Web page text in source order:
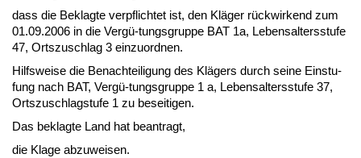
dass die Be­klag­te ver­pflich­tet ist, den Kläger rück­wir­kend zum
01.09.2006 in die Vergü-tungs­grup­pe BAT 1a, Le­bens­al­ters­stu­fe
47, Orts­zu­schlag 3 ein­zu­ord­nen.
Hilfs­wei­se die Be­nach­tei­li­gung des Klägers durch sei­ne Ein­stu­
fung nach BAT, Vergü-tungs­grup­pe 1 a, Le­bens­al­ters­stu­fe 37,
Orts­zu­schlag­stu­fe 1 zu be­sei­ti­gen.
Das be­klag­te Land hat be­an­tragt,
die Kla­ge ab­zu­wei­sen.